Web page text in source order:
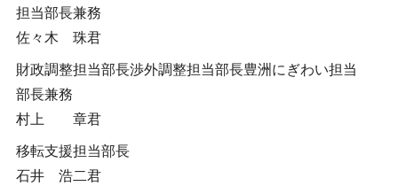
担当部長兼務
佐々木 珠君
財政調整担当部長渉外調整担当部長豊洲にぎわい担当
部長兼務
村上 章君
移転支援担当部長
石井 浩二君